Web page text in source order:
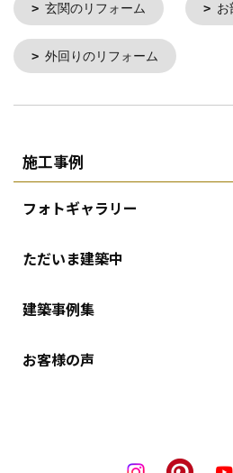
玄関のリフォーム お
外回りのリフォーム
施工事例
フォトギャラリー
ただいま建築中
建築事例集
お客様の声